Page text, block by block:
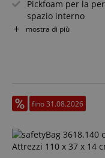
Pickfoam per la
spazio interno
Legno multistrato
Telaio in profilo
Due chiusure a
mostra di più
fino 31.08.2026